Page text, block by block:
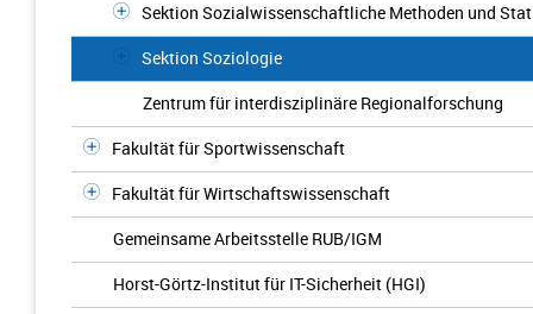
Sektion Sozialwissenschaftliche Methoden und
Sektion Soziologie
Zentrum für interdisziplinäre Regionalforschung
Fakultät für Sportwissenschaft
Fakultät für Wirtschaftswissenschaft
Gemeinsame Arbeitsstelle RUB/IGM
Horst-Görtz-Institut für IT-Sicherheit (HGI)